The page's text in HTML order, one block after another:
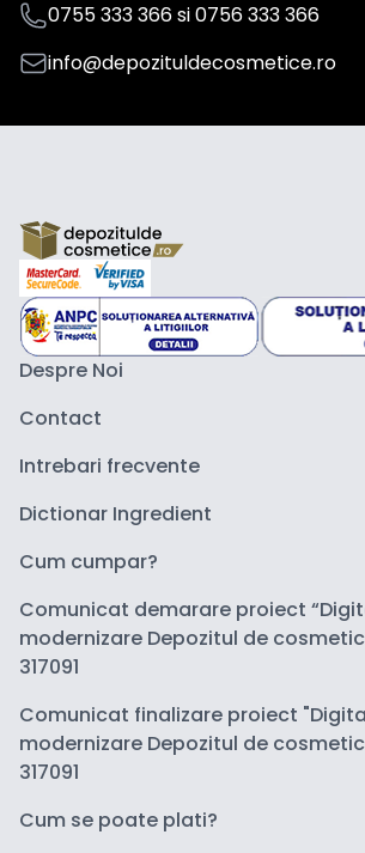
0755 333 366si0756 333 366
info@depozituldecosmetice.ro
Despre Noi
Contact
Intrebari frecvente
Dictionar Ingredient
Cum cumpar?
Comunicat demarare proiect
modernizare Depozitul de
317091
Comunicat finalizare proiect
modernizare Depozitul de
317091
Cum se poate plati?